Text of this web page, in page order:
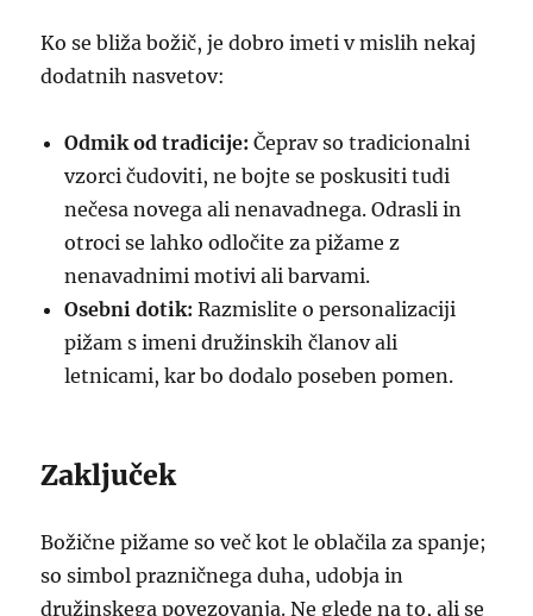
Ko se bliža božič, je dobro imeti v mislih nekaj
dodatnih nasvetov:
Odmik od tradicije: Čeprav so tradicionalni
vzorci čudoviti, ne bojte se poskusiti tudi
nečesa novega ali nenavadnega. Odrasli in
otroci se lahko odločite za pižame z
nenavadnimi motivi ali barvami.
Osebni dotik: Razmislite o personalizaciji
pižam s imeni družinskih članov ali
letnicami, kar bo dodalo poseben pomen.
Zaključek
Božične pižame so več kot le oblačila za spanje;
so simbol prazničnega duha, udobja in
družinskega povezovanja. Ne glede na to, ali se